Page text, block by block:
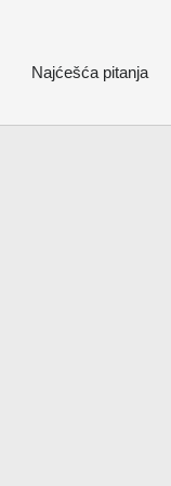
Najćešća pitanja